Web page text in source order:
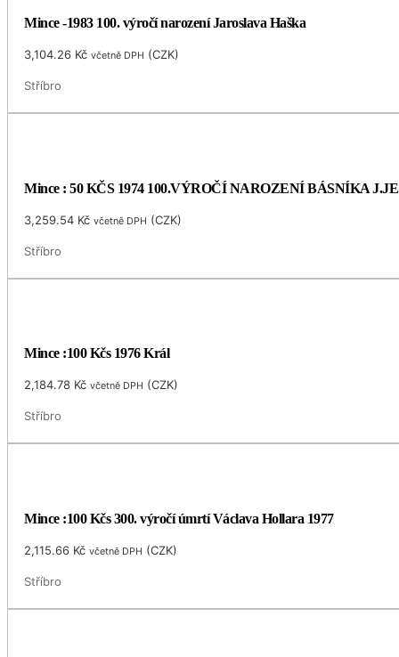
Mince -1983 100. výročí narození Jaroslava Haška
3,104.26 Kč včetně DPH (CZK)
Stříbro
Mince : 50 KČS 1974 100.VÝROČÍ NAROZENÍ BÁSNÍKA
3,259.54 Kč včetně DPH (CZK)
Stříbro
Mince :100 Kčs 1976 Král
2,184.78 Kč včetně DPH (CZK)
Stříbro
Mince :100 Kčs 300. výročí úmrtí Václava Hollara 1977
2,115.66 Kč včetně DPH (CZK)
Stříbro